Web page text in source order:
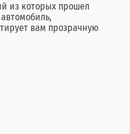
из которых прошел
вам прозрачную